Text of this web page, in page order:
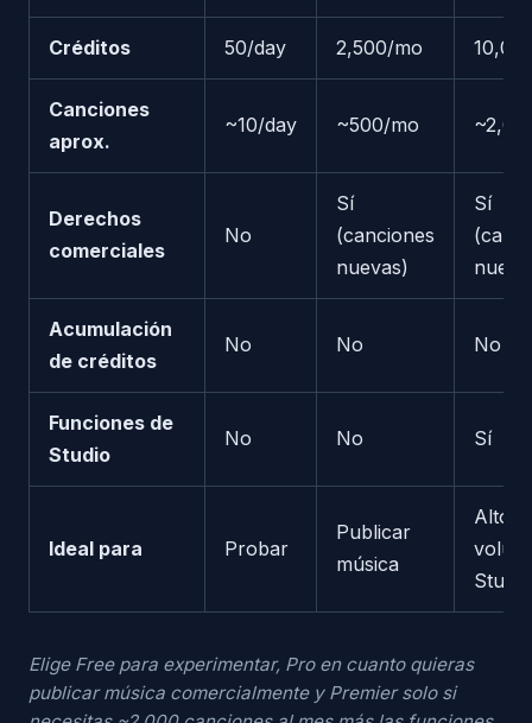
Créditos 50/day 2,500/mo
Canciones
aprox.
~10/day ~500/mo
Derechos
comerciales
No
Sí
(canciones
nuevas)
Sí
Acumulación
de créditos
No No No
Funciones de
Studio
No No Sí
Ideal para Probar
Publicar
música
Alto
Studio
Elige Free para experimentar, Pro en cuanto quieras
publicar música comercialmente y Premier solo si